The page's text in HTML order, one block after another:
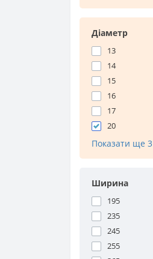
Діаметр
13
14
15
16
17
20
Показати ще 3
Ширина
195
235
245
255